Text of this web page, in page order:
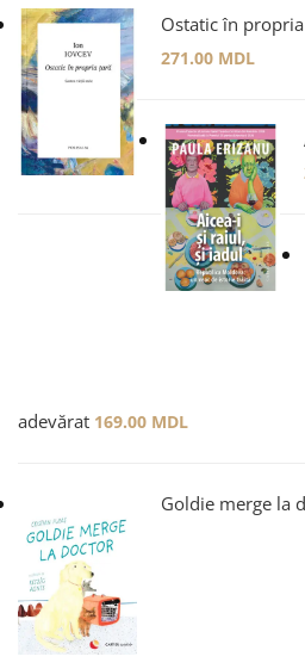
Ostatic în
271.00 MDL
adevărat 169.00 MDL
Goldie merge la